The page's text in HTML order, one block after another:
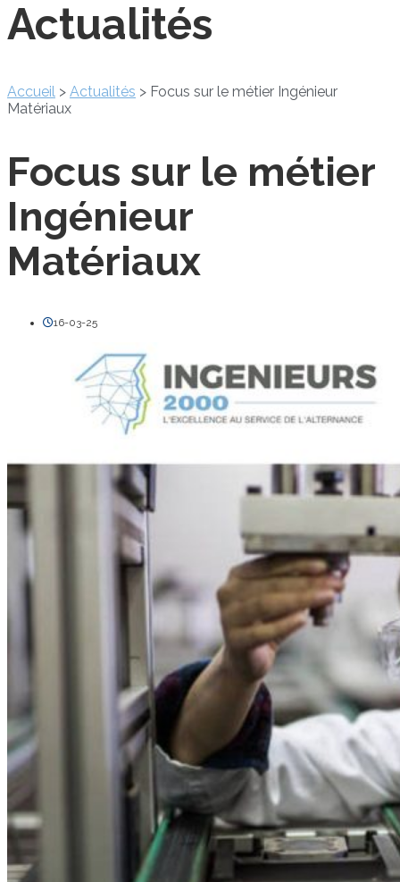
Actualités
Accueil > Actualités > Focus sur le métier Ingénieur
Matériaux
Focus sur le métier
Ingénieur
Matériaux
16-03-25